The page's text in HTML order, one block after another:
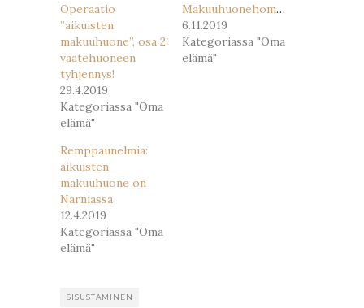
Operaatio
”aikuisten
makuuhuone”, osa 2:
vaatehuoneen
tyhjennys!
29.4.2019
Kategoriassa "Oma
elämä"
Makuuhuonehommia
6.11.2019
Kategoriassa "Oma
elämä"
Remppaunelmia:
aikuisten
makuuhuone on
Narniassa
12.4.2019
Kategoriassa "Oma
elämä"
SISUSTAMINEN